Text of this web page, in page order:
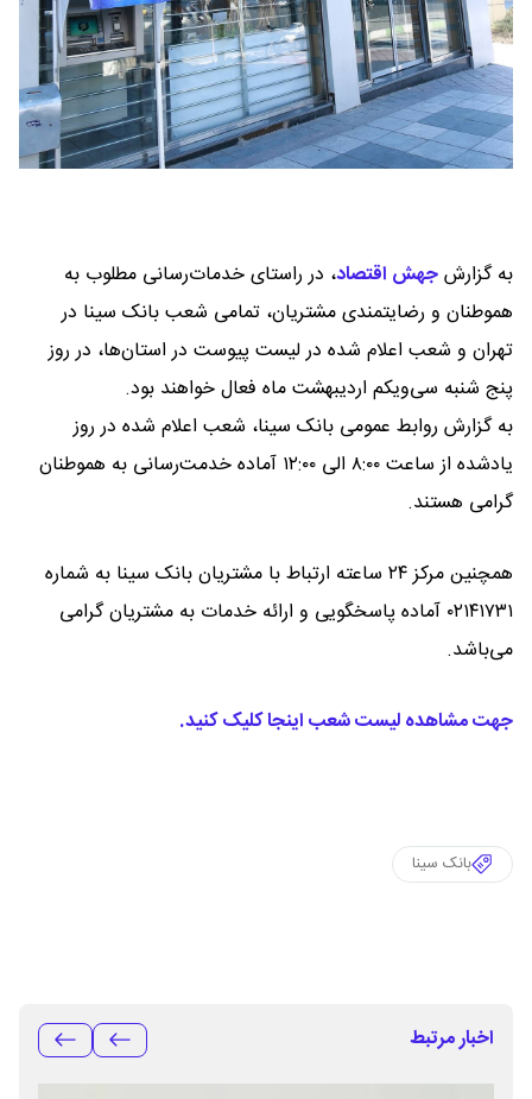
به گزارشجهش اقتصاد، در راستای خدمات‌رسانی مطلوب به
هموطنان و رضایتمندی مشتریان، تمامی شعب بانک سینا در
تهران و شعب اعلام شده در لیست پیوست در استان‌ها، در روز
پنج شنبه سی‌ویکم اردیبهشت ماه فعال خواهند بود.
به گزارش روابط عمومی بانک سینا، شعب اعلام شده در روز
یادشده از ساعت ۸:۰۰ الی ۱۲:۰۰ آماده خدمت‌رسانی به هموطنان
گرامی هستند.
همچنین مرکز ۲۴ ساعته ارتباط با مشتریان بانک سینا به شماره
۰۲۱۴۱۷۳۱ آماده پاسخگویی و ارائه خدمات به مشتریان گرامی
می‌باشد.
جهت مشاهده لیست شعب اینجا کلیک کنید.
بانک سینا
اخبار مرتبط